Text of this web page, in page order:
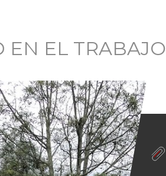
EN EL TRABAJO